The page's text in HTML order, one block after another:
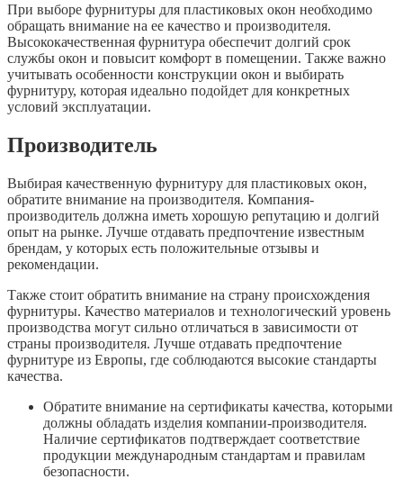
При выборе фурнитуры для пластиковых окон необходимо
обращать внимание на ее качество и производителя.
Высококачественная фурнитура обеспечит долгий срок
службы окон и повысит комфорт в помещении. Также важно
учитывать особенности конструкции окон и выбирать
фурнитуру, которая идеально подойдет для конкретных
условий эксплуатации.
Производитель
Выбирая качественную фурнитуру для пластиковых окон,
обратите внимание на производителя. Компания-
производитель должна иметь хорошую репутацию и долгий
опыт на рынке. Лучше отдавать предпочтение известным
брендам, у которых есть положительные отзывы и
рекомендации.
Также стоит обратить внимание на страну происхождения
фурнитуры. Качество материалов и технологический уровень
производства могут сильно отличаться в зависимости от
страны производителя. Лучше отдавать предпочтение
фурнитуре из Европы, где соблюдаются высокие стандарты
качества.
Обратите внимание на сертификаты качества, которыми
должны обладать изделия компании-производителя.
Наличие сертификатов подтверждает соответствие
продукции международным стандартам и правилам
безопасности.